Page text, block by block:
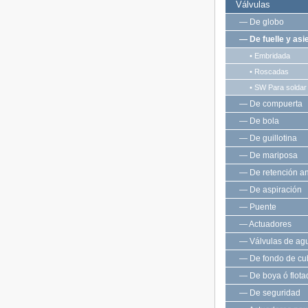
Válvulas
— De globo
— De fuelle y
• Embridada
• Roscadas
• SW Para soldar
— De compuerta
— De bola
— De guillotina
— De mariposa
— De retención
— De aspiración
— Puente
— Actuadores
— Válvulas de
— De fondo de
— De boya ó
— De seguridad